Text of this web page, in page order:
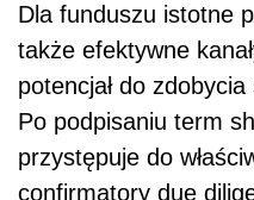
Dla funduszu istotne
także efektywne
potencjał do
Po podpisaniu term
przystępuje do
confirmatory due